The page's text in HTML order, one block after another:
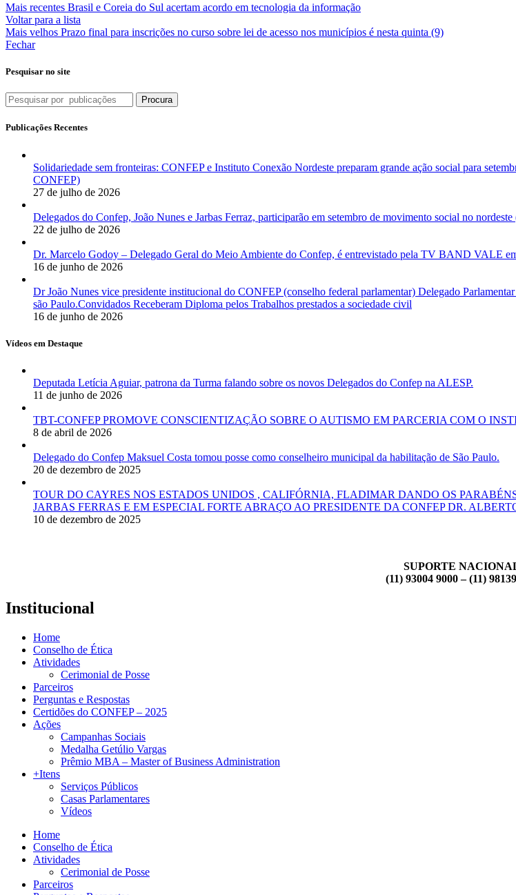
Mais recentes Brasil e Coreia do Sul acertam acordo em tecnologia da informação
Voltar para a lista
Mais velhos Prazo final para inscrições no curso sobre lei de acesso nos municípios é nesta quinta (9)
Fechar
Pesquisar no site
Procura
Publicações Recentes
Solidariedade sem fronteiras: CONFEP e Instituto Conexão Nordeste preparam grande ação social para
CONFEP)
27 de julho de 2026
Delegados do Confep, João Nunes e Jarbas Ferraz, participarão em setembro de movimento social no
22 de julho de 2026
Dr. Marcelo Godoy – Delegado Geral do Meio Ambiente do Confep, é entrevistado pela TV BAND VALE em
16 de junho de 2026
Dr João Nunes vice presidente institucional do CONFEP (conselho federal parlamentar) Delegado
são Paulo.Convidados Receberam Diploma pelos Trabalhos prestados a sociedade civil
16 de junho de 2026
Vídeos em Destaque
Deputada Letícia Aguiar, patrona da Turma falando sobre os novos Delegados do Confep na ALESP.
11 de junho de 2026
TBT-CONFEP PROMOVE CONSCIENTIZAÇÃO SOBRE O AUTISMO EM PARCERIA COM O
8 de abril de 2026
Delegado do Confep Maksuel Costa tomou posse como conselheiro municipal da habilitação de São Paulo.
20 de dezembro de 2025
TOUR DO CAYRES NOS ESTADOS UNIDOS , CALIFÓRNIA, FLADIMAR DANDO OS
JARBAS FERRAS E EM ESPECIAL FORTE ABRAÇO AO PRESIDENTE DA CONFEP DR.
10 de dezembro de 2025
SUPORTE
(11) 93004 9000 – (11)
Institucional
Home
Conselho de Ética
Atividades
Cerimonial de Posse
Parceiros
Perguntas e Respostas
Certidões do CONFEP – 2025
Ações
Campanhas Sociais
Medalha Getúlio Vargas
Prêmio MBA – Master of Business Administration
+Itens
Serviços Públicos
Casas Parlamentares
Vídeos
Home
Conselho de Ética
Atividades
Cerimonial de Posse
Parceiros